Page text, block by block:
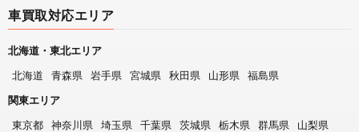
車買取対応エリア
北海道・東北エリア
北海道
青森県 岩手県 宮城県 秋田県 山形県
福島県
関東エリア
東京都
神奈川県 埼玉県 千葉県 茨城県 栃木県 群馬県
山梨県